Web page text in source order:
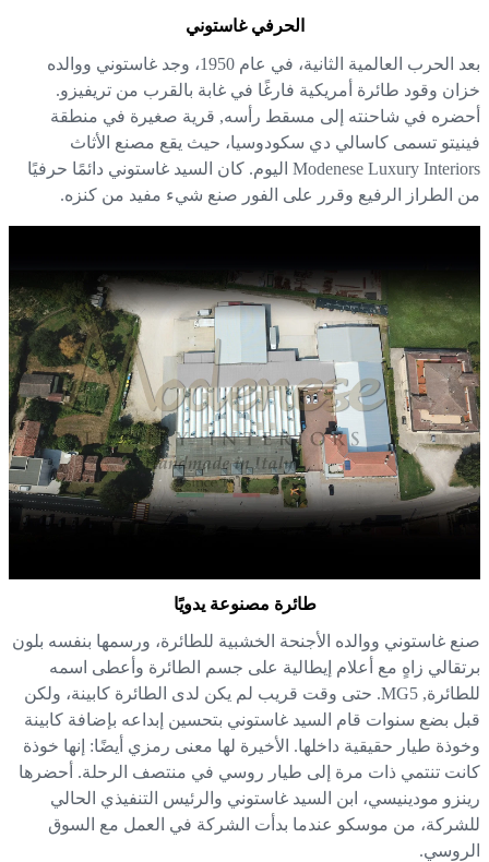
الحرفي غاستوني
بعد الحرب العالمية الثانية، في عام 1950، وجد غاستوني ووالده
وقود طائرة أمريكية فارغًا في غابة بالقرب من تريفيزو.
في شاحنته إلى مسقط رأسه, قرية صغيرة في منطقة
تسمى كاسالي دي سكودوسيا، حيث يقع مصنع الأثاث
Modenese Luxury Interiors اليوم. كان السيد غاستوني دائمًا حرفيًا
الطراز الرفيع وقرر على الفور صنع شيء مفيد من كنزه.
طائرة مصنوعة يدويًا
غاستوني ووالده الأجنحة الخشبية للطائرة، ورسمها بنفسه بلون
زاهٍ مع أعلام إيطالية على جسم الطائرة وأعطى اسمه
للطائرة, MG5. حتى وقت قريب لم يكن لدى الطائرة كابينة، ولكن
بضع سنوات قام السيد غاستوني بتحسين إبداعه بإضافة كابينة
طيار حقيقية داخلها. الأخيرة لها معنى رمزي أيضًا: إنها خوذة
تنتمي ذات مرة إلى طيار روسي في منتصف الرحلة. أحضرها
مودينيسي، ابن السيد غاستوني والرئيس التنفيذي الحالي
من موسكو عندما بدأت الشركة في العمل مع السوق